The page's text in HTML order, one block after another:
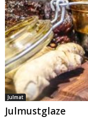
Julmat
Julmustglaze